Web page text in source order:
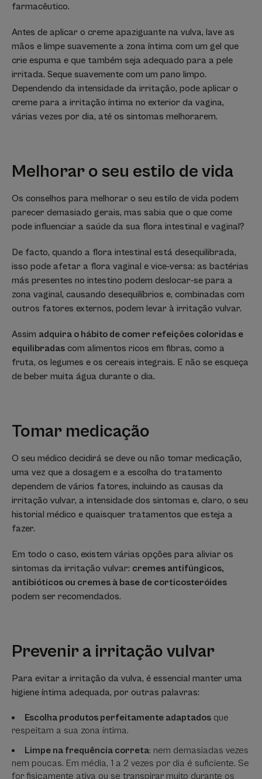
farmacêutico.
Antes de aplicar o creme apaziguante na vulva, lave as
mãos e limpe suavemente a zona íntima com um gel que
crie espuma e que também seja adequado para a pele
irritada. Seque suavemente com um pano limpo.
Dependendo da intensidade da irritação, pode aplicar o
creme para a irritação íntima no exterior da vagina,
várias vezes por dia, até os sintomas melhorarem.
Melhorar o seu estilo de vida
Os conselhos para melhorar o seu estilo de vida podem
parecer demasiado gerais, mas sabia que o que come
pode influenciar a saúde da sua flora intestinal e vaginal?
De facto, quando a flora intestinal está desequilibrada,
isso pode afetar a flora vaginal e vice-versa: as bactérias
más presentes no intestino podem deslocar-se para a
zona vaginal, causando desequilíbrios e, combinadas com
outros fatores externos, podem levar à irritação vulvar.
Assim adquira o hábito de comer refeições coloridas e
equilibradas com alimentos ricos em fibras, como a
fruta, os legumes e os cereais integrais. E não se esqueça
de beber muita água durante o dia.
Tomar medicação
O seu médico decidirá se deve ou não tomar medicação,
uma vez que a dosagem e a escolha do tratamento
dependem de vários fatores, incluindo as causas da
irritação vulvar, a intensidade dos sintomas e, claro, o seu
historial médico e quaisquer tratamentos que esteja a
fazer.
Em todo o caso, existem várias opções para aliviar os
sintomas da irritação vulvar: cremes antifúngicos,
antibióticos ou cremes à base de corticosteróides
podem ser recomendados.
Prevenir a irritação vulvar
Para evitar a irritação da vulva, é essencial manter uma
higiene íntima adequada, por outras palavras:
Escolha produtos perfeitamente adaptados que
respeitam a sua zona íntima.
Limpe na frequência correta: nem demasiadas vezes
nem poucas. Em média, 1 a 2 vezes por dia é suficiente. Se
for fisicamente ativa ou se transpirar muito durante os